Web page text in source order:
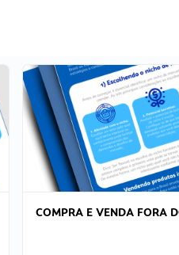
COMPRA E VENDA FORA